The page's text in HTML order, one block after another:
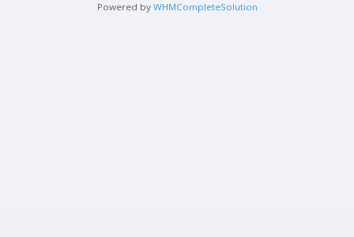
Powered by WHMCompleteSolution